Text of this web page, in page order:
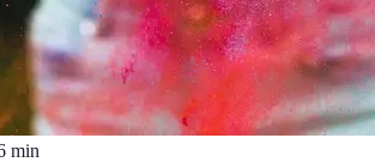
min